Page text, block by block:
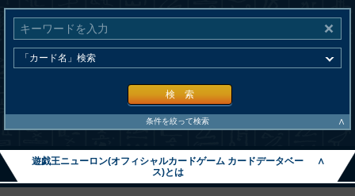
検 索
条件を絞って検索 ∧
遊戯王ニューロン(オフィシャルカードゲーム カードデータベー
ス)とは
∧